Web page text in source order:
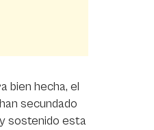
bien hecha, el
secundado
sostenido esta